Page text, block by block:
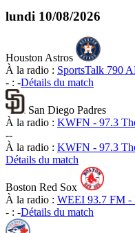
lundi 10/08/2026
Houston Astros
À la radio : SportsTalk 790
- : -Détails du match
San Diego Padres
À la radio : KWFN - 97.3
--
À la radio : KWFN - 97.3
Détails du match
Boston Red Sox
À la radio : WEEI 93.7 FM -
- : -Détails du match